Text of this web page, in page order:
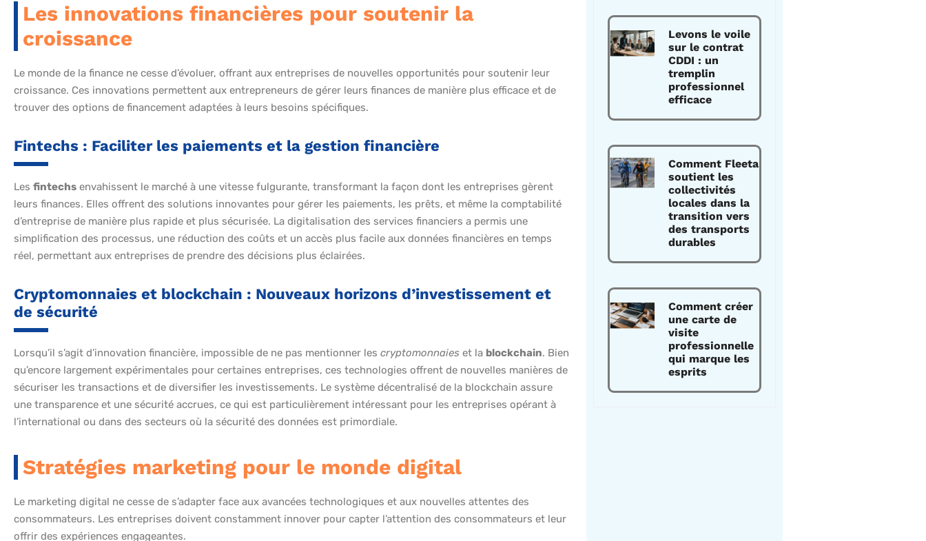
Les innovations financières pour soutenir la
croissance
Le monde de la finance ne cesse d’évoluer, offrant aux entreprises de nouvelles opportunités pour soutenir leur
croissance. Ces innovations permettent aux entrepreneurs de gérer leurs finances de manière plus efficace et de
trouver des options de financement adaptées à leurs besoins spécifiques.
Fintechs : Faciliter les paiements et la gestion financière
Les fintechs envahissent le marché à une vitesse fulgurante, transformant la façon dont les entreprises gèrent
leurs finances. Elles offrent des solutions innovantes pour gérer les paiements, les prêts, et même la comptabilité
d’entreprise de manière plus rapide et plus sécurisée. La digitalisation des services financiers a permis une
simplification des processus, une réduction des coûts et un accès plus facile aux données financières en temps
réel, permettant aux entreprises de prendre des décisions plus éclairées.
Cryptomonnaies et blockchain : Nouveaux horizons d’investissement et
de sécurité
Lorsqu’il s’agit d’innovation financière, impossible de ne pas mentionner les cryptomonnaies et la blockchain. Bien
qu’encore largement expérimentales pour certaines entreprises, ces technologies offrent de nouvelles manières de
sécuriser les transactions et de diversifier les investissements. Le système décentralisé de la blockchain assure
une transparence et une sécurité accrues, ce qui est particulièrement intéressant pour les entreprises opérant à
l’international ou dans des secteurs où la sécurité des données est primordiale.
Stratégies marketing pour le monde digital
Le marketing digital ne cesse de s’adapter face aux avancées technologiques et aux nouvelles attentes des
consommateurs. Les entreprises doivent constamment innover pour capter l’attention des consommateurs et leur
offrir des expériences engageantes.
Levons le voile
sur le contrat
CDDI : un
tremplin
professionnel
efficace
Comment Fleeta
soutient les
collectivités
locales dans la
transition vers
des transports
durables
Comment créer
une carte de
visite
professionnelle
qui marque les
esprits